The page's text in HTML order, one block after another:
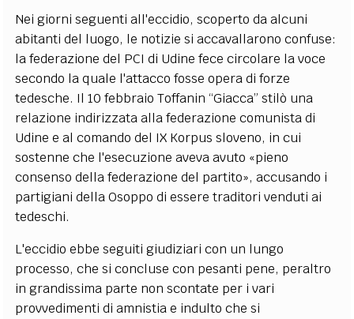
Nei giorni seguenti all'eccidio, scoperto da alcuni
abitanti del luogo, le notizie si accavallarono confuse:
la federazione del PCI di Udine fece circolare la voce
secondo la quale l'attacco fosse opera di forze
tedesche. Il 10 febbraio Toffanin “Giacca” stilò una
relazione indirizzata alla federazione comunista di
Udine e al comando del IX Korpus sloveno, in cui
sostenne che l'esecuzione aveva avuto «pieno
consenso della federazione del partito», accusando i
partigiani della Osoppo di essere traditori venduti ai
tedeschi.
L'eccidio ebbe seguiti giudiziari con un lungo
processo, che si concluse con pesanti pene, peraltro
in grandissima parte non scontate per i vari
provvedimenti di amnistia e indulto che si